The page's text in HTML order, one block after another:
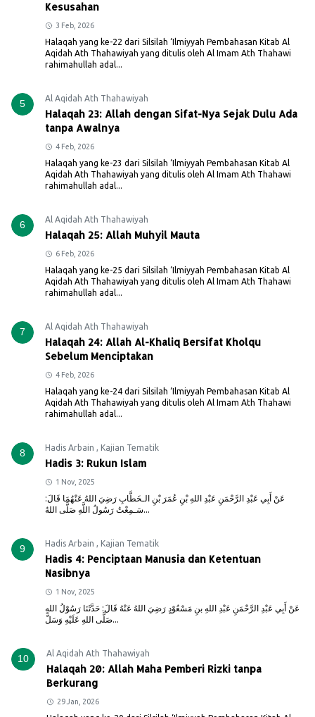
Kesusahan
3 Feb, 2026
Halaqah yang ke-22 dari Silsilah ‘Ilmiyyah Pembahasan Kitab Al
Aqidah Ath Thahawiyah yang ditulis oleh Al Imam Ath Thahawi
rahimahullah adal...
5 Al Aqidah Ath Thahawiyah
Halaqah 23: Allah dengan Sifat-Nya Sejak Dulu Ada
tanpa Awalnya
4 Feb, 2026
Halaqah yang ke-23 dari Silsilah ‘Ilmiyyah Pembahasan Kitab Al
Aqidah Ath Thahawiyah yang ditulis oleh Al Imam Ath Thahawi
rahimahullah adal...
6 Al Aqidah Ath Thahawiyah
Halaqah 25: Allah Muhyil Mauta
6 Feb, 2026
Halaqah yang ke-25 dari Silsilah ‘Ilmiyyah Pembahasan Kitab Al
Aqidah Ath Thahawiyah yang ditulis oleh Al Imam Ath Thahawi
rahimahullah adal...
7 Al Aqidah Ath Thahawiyah
Halaqah 24: Allah Al-Khaliq Bersifat Kholqu
Sebelum Menciptakan
4 Feb, 2026
Halaqah yang ke-24 dari Silsilah ‘Ilmiyyah Pembahasan Kitab Al
Aqidah Ath Thahawiyah yang ditulis oleh Al Imam Ath Thahawi
rahimahullah adal...
8 Hadis Arbain , Kajian Tematik
Hadis 3: Rukun Islam
1 Nov, 2025
عَنْ أَبِي عَبْدِ الرَّحْمَنِ عَبْدِ اللهِ بْنِ عُمَرَ بْنِ الـخَطَّابِ رَضِيَ اللهُ عَنْهُمَا قَالَ:
سَـمِعْتُ رَسُولُ اللَّهِ صَلَّى اللهُ...
9 Hadis Arbain , Kajian Tematik
Hadis 4: Penciptaan Manusia dan Ketentuan
Nasibnya
1 Nov, 2025
عَنْ أَبِي عَبْدِ الرَّحْمَنِ عَبْدِ اللهِ بنِ مَسْعُوْدٍ رَضِيَ اللهُ عَنْهُ قَالَ: حَدَّثَنَا رَسُوْلُ اللهِ
صَلَّى اللهِ عَلَيْهِ وَسَلَّ...
10 Al Aqidah Ath Thahawiyah
Halaqah 20: Allah Maha Pemberi Rizki tanpa
Berkurang
29 Jan, 2026